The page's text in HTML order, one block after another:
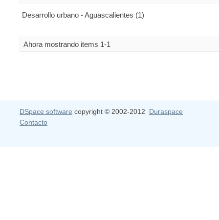
Desarrollo urbano - Aguascalientes (1)
Ahora mostrando items 1-1
DSpace software copyright © 2002-2012 Duraspace
Contacto